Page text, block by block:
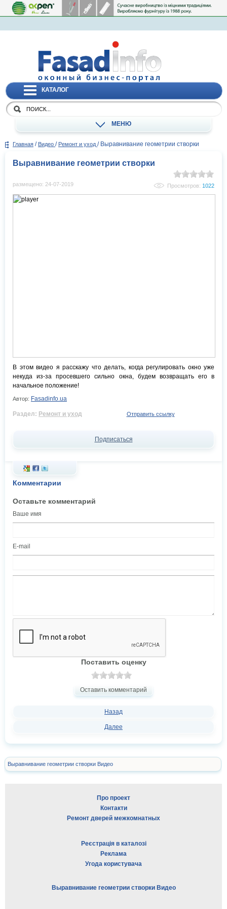
КАТАЛОГ
МЕНЮ
Главная / Видео / Ремонт и уход / Выравнивание геометрии створки
Выравнивание геометрии створки
размещено: 24-07-2019 Просмотров: 1022
В этом видео я расскажу что делать, когда регулировать окно уже
некуда из-за просевшего сильно окна, будем возвращать его в
начальное положение!
Автор: Fasadinfo.ua
Раздел: Ремонт и уход Отправить ссылку
Подписаться
Комментарии
Оставьте комментарий
Ваше имя
E-mail
Поставить оценку
Оставить комментарий
Назад
Далее
Выравнивание геометрии створки Видео
Про проект
Контакти
Ремонт дверей межкомнатных
Реєстрація в каталозі
Реклама
Угода користувача
Выравнивание геометрии створки Видео